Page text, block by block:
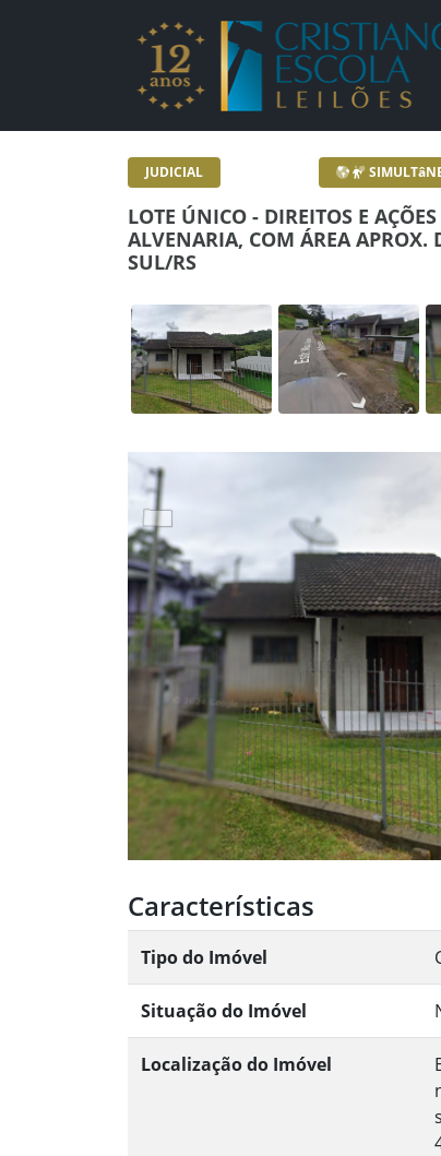
JUDICIAL
LOTE ÚNICO - DIREITOS E
ALVENARIA, COM ÁREA APROX.
SUL/RS
Características
Tipo do Imóvel
Situação do Imóvel
Localização do Imóvel